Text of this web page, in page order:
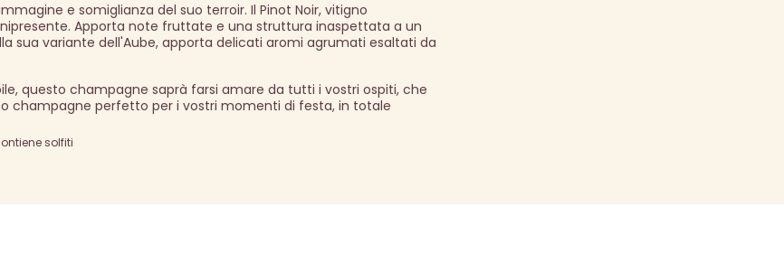
e somiglianza del suo terroir. Il Pinot Noir, vitigno
Apporta note fruttate e una struttura inaspettata a un
sua variante dell'Aube, apporta delicati aromi agrumati esaltati da
questo champagne saprà farsi amare da tutti i vostri ospiti, che
champagne perfetto per i vostri momenti di festa, in totale
solfiti